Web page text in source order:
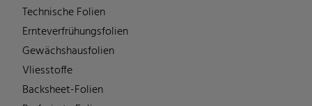
Technische Folien
Ernteverfrühungsfolien
Gewächshausfolien
Vliesstoffe
Backsheet-Folien